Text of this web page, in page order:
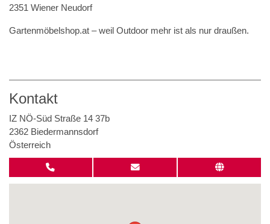
2351 Wiener Neudorf
Gartenmöbelshop.at – weil Outdoor mehr ist als nur draußen.
Kontakt
IZ NÖ-Süd Straße 14 37b
2362 Biedermannsdorf
Österreich